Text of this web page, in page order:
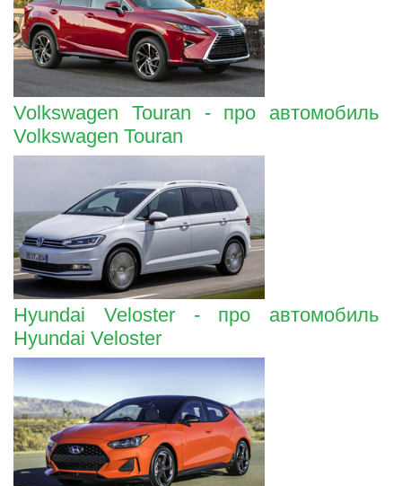
Volkswagen Touran - про автомобиль
Volkswagen Touran
Hyundai Veloster - про автомобиль
Hyundai Veloster